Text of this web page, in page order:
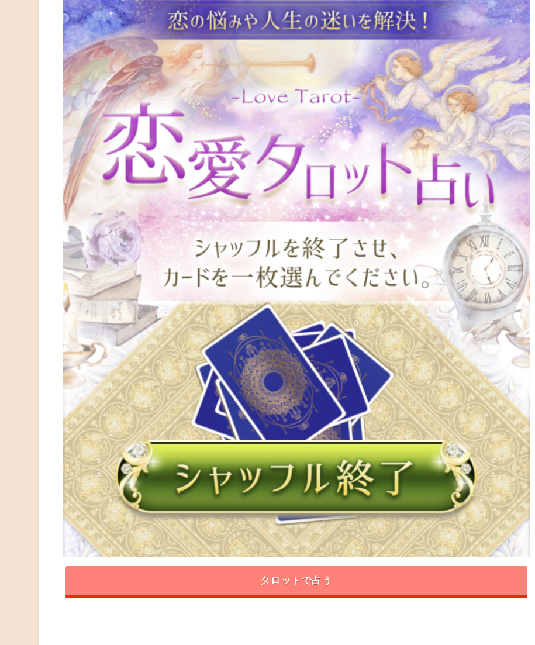
タロットで占う